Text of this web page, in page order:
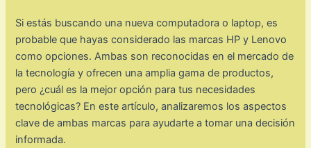
Si estás buscando una nueva computadora o laptop, es
probable que hayas considerado las marcas HP y Lenovo
como opciones. Ambas son reconocidas en el mercado de
la tecnología y ofrecen una amplia gama de productos,
pero ¿cuál es la mejor opción para tus necesidades
tecnológicas? En este artículo, analizaremos los aspectos
clave de ambas marcas para ayudarte a tomar una decisión
informada.